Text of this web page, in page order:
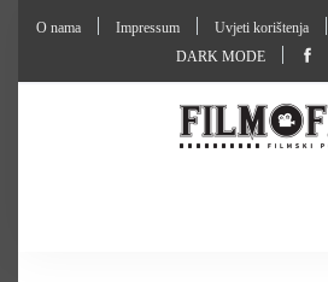
O nama Impressum Uvjeti korištenja
DARK MODE